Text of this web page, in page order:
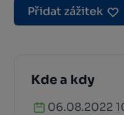
Přidat zážitek
Kde a kdy
06.08.2022